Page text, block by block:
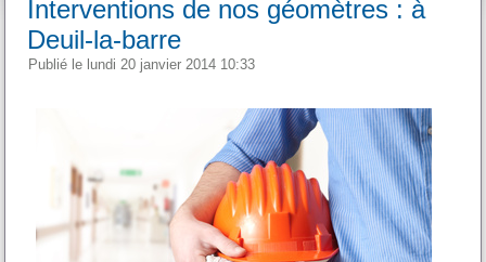
Interventions de nos géomètres : à
Deuil-la-barre
Publié le lundi 20 janvier 2014 10:33